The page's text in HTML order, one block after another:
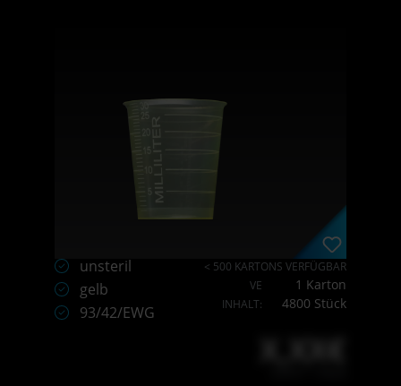
unsteril
gelb
93/42/EWG
< 500 KARTONS VERFÜGBAR
VE
1 Karton
INHALT: 4800 Stück
X,XX€